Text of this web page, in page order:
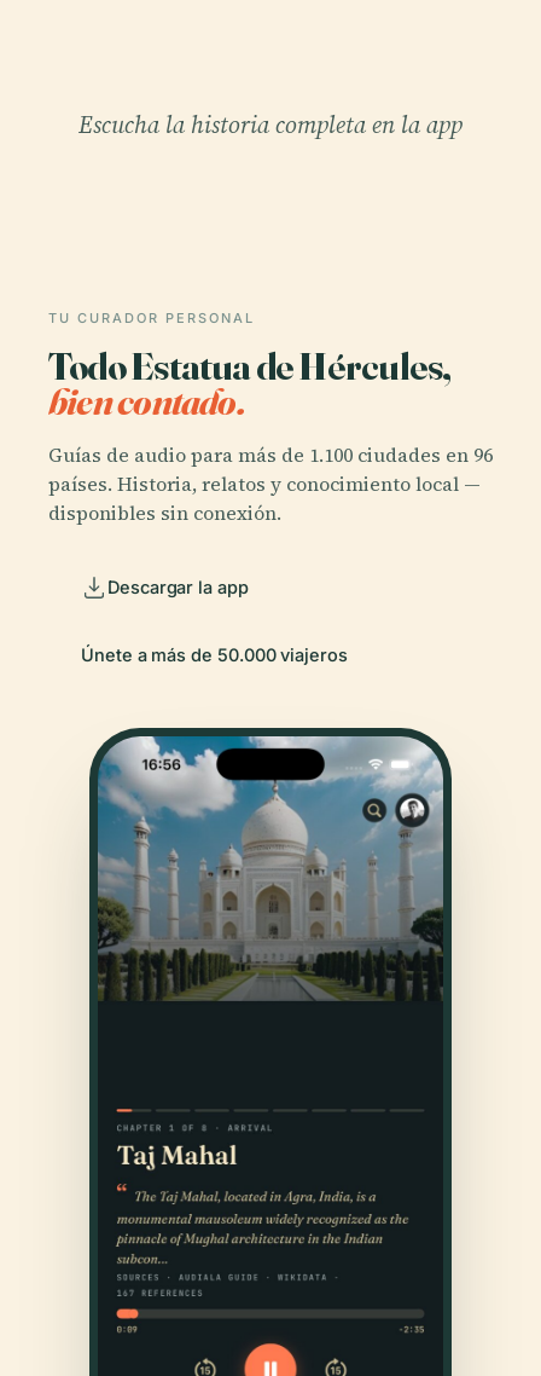
Escucha la historia completa en la app
TU CURADOR PERSONAL
Todo Estatua de Hércules,
bien contado.
Guías de audio para más de 1.100 ciudades en 96
países. Historia, relatos y conocimiento local —
disponibles sin conexión.
Descargar la app
Únete a más de 50.000 viajeros